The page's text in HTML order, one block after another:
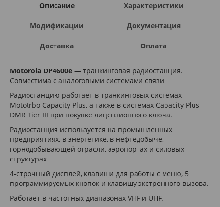
Описание Характеристики
Модификации Документация
Доставка Оплата
Motorola DP4600e — транкинговая радиостанция.
Совместима с аналоговыми системами связи.
Радиостанцию работает в транкинговых системах
Mototrbo Capacity Plus, а также в системах Capacity Plus
DMR Tier III при покупке лицензионного ключа.
Радиостанция используется на промышленных
предприятиях, в энергетике, в нефтедобыче,
горнодобывающей отрасли, аэропортах и силовых
структурах.
4-строчный дисплей, клавиши для работы с меню, 5
программируемых кнопок и клавишу экстренного вызова.
Работает в частотных диапазонах VHF и UHF.